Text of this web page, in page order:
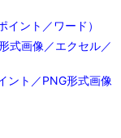
ント／ワード）
式画像／エクセル／
ント／PNG形式画像